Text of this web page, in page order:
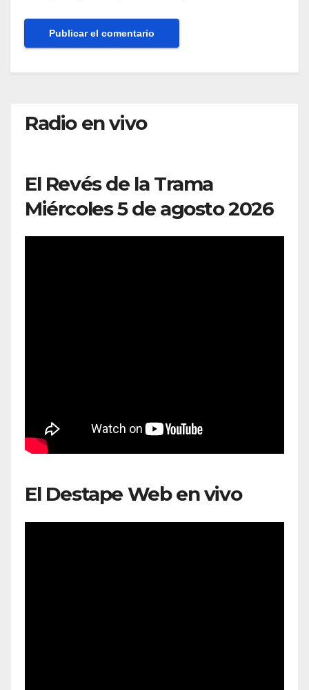
Radio en vivo
El Revés de la Trama
Miércoles 5 de agosto 2026
El Destape Web en vivo